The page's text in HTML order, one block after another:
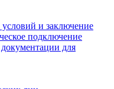
и заключение
подключение
для